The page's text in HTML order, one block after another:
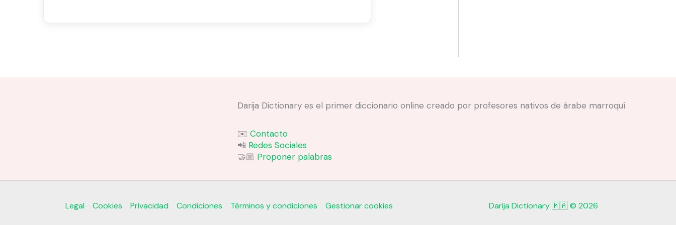
Darija Dictionary es el primer diccionario online creado por profesores nativos de árabe marroquí
✉️ Contacto
📲 Redes Sociales
🤝🏼 Proponer palabras
Legal Cookies Privacidad Condiciones Términos y condiciones Gestionar cookies Darija Dictionary 🇲🇦 © 2026